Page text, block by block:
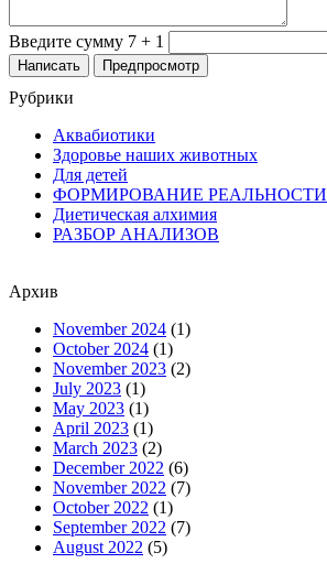
Введите сумму 7 + 1
Рубрики
Аквабиотики
Здоровье наших животных
Для детей
ФОРМИРОВАНИЕ РЕАЛЬНОСТИ
Диетическая алхимия
РАЗБОР АНАЛИЗОВ
Архив
November 2024 (1)
October 2024 (1)
November 2023 (2)
July 2023 (1)
May 2023 (1)
April 2023 (1)
March 2023 (2)
December 2022 (6)
November 2022 (7)
October 2022 (1)
September 2022 (7)
August 2022 (5)